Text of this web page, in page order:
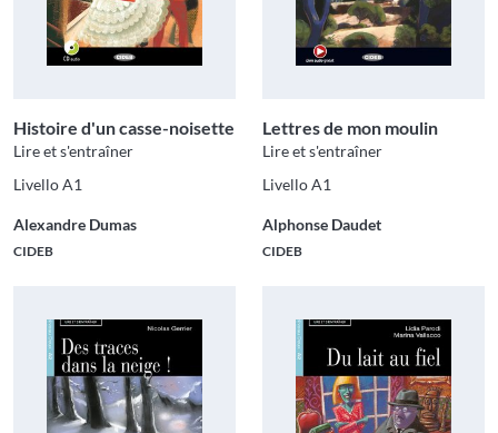
Histoire d'un casse-noisette
Lire et s'entraîner
Livello A1
Alexandre Dumas
CIDEB
Lettres de mon moulin
Lire et s'entraîner
Livello A1
Alphonse Daudet
CIDEB